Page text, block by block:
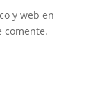
y web en
comente.